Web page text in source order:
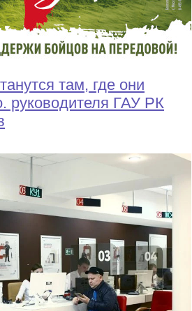
там, где они
руководителя ГАУ РК